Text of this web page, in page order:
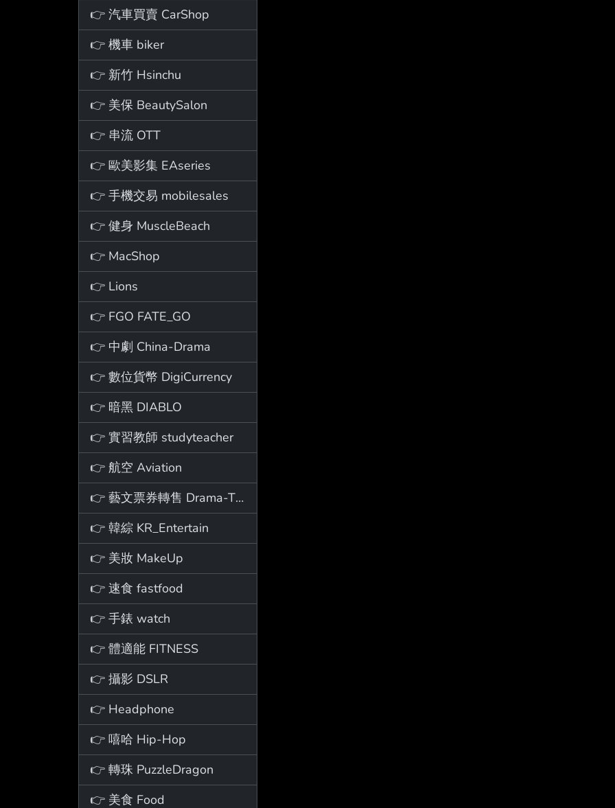
👉 汽車買賣 CarShop
👉 機車 biker
👉 新竹 Hsinchu
👉 美保 BeautySalon
👉 串流 OTT
👉 歐美影集 EAseries
👉 手機交易 mobilesales
👉 健身 MuscleBeach
👉 MacShop
👉 Lions
👉 FGO FATE_GO
👉 中劇 China-Drama
👉 數位貨幣 DigiCurrency
👉 暗黑 DIABLO
👉 實習教師 studyteacher
👉 航空 Aviation
👉 藝文票券轉售 Drama-Ticket
👉 韓綜 KR_Entertain
👉 美妝 MakeUp
👉 速食 fastfood
👉 手錶 watch
👉 體適能 FITNESS
👉 攝影 DSLR
👉 Headphone
👉 嘻哈 Hip-Hop
👉 轉珠 PuzzleDragon
👉 美食 Food